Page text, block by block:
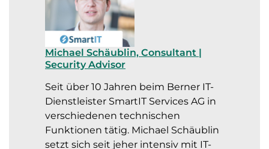
Michael Schäublin, Consultant |
Security Advisor
Seit über 10 Jahren beim Berner IT-
Dienstleister SmartIT Services AG in
verschiedenen technischen
Funktionen tätig. Michael Schäublin
setzt sich seit jeher intensiv mit IT-